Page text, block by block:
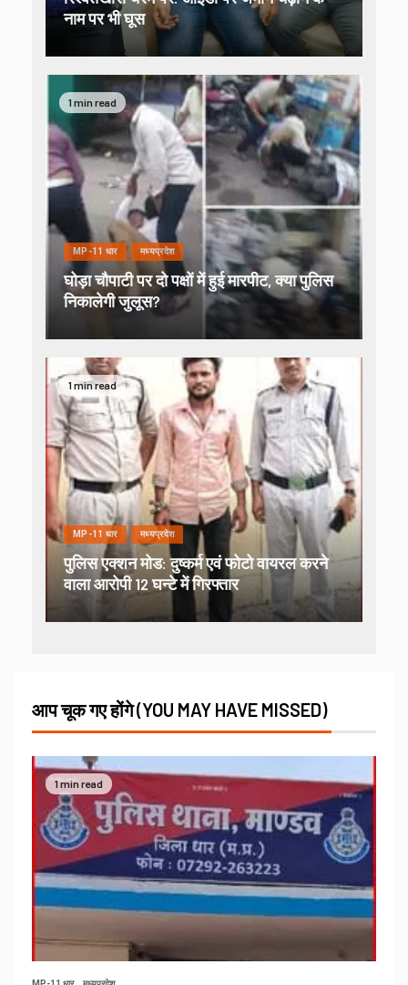
नाम पर भी घूस
1 min read
MP-11 धार मध्यप्रदेश
घोड़ा चौपाटी पर दो पक्षों में हुई मारपीट, क्या पुलिस
निकालेगी जुलूस?
1 min read
MP-11 धार मध्यप्रदेश
पुलिस एक्शन मोड: दुष्कर्म एवं फोटो वायरल करने
वाला आरोपी 12 घन्टे में गिरफ्तार
आप चूक गए होंगे (YOU MAY HAVE MISSED)
1 min read